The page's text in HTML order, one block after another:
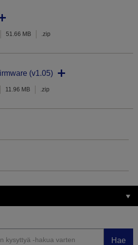
51.66 MB .zip
(v1.05)
11.96 MB .zip
Hae